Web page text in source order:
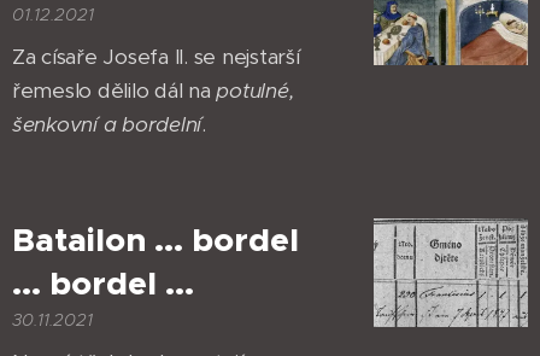
01.12.2021
Za císaře Josefa II. se nejstarší
řemeslo dělilo dál napotulné,
šenkovní a bordelní.
Batailon ... bordel
... bordel ...
30.11.2021